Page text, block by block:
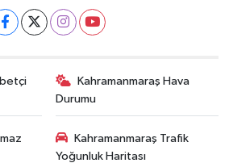
Kahramanmaraş Hava
Durumu
Kahramanmaraş Trafik
Yoğunluk Haritası